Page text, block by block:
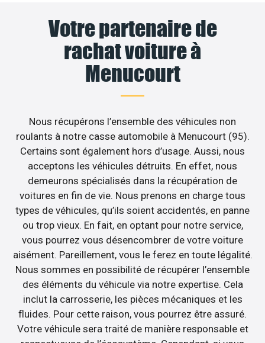
Votre partenaire de
rachat voiture à
Menucourt
Nous récupérons l’ensemble des véhicules non
roulants à notre casse automobile à Menucourt (95).
Certains sont également hors d’usage. Aussi, nous
acceptons les véhicules détruits. En effet, nous
demeurons spécialisés dans la récupération de
voitures en fin de vie. Nous prenons en charge tous
types de véhicules, qu’ils soient accidentés, en panne
ou trop vieux. En fait, en optant pour notre service,
vous pourrez vous désencombrer de votre voiture
aisément. Pareillement, vous le ferez en toute légalité.
Nous sommes en possibilité de récupérer l’ensemble
des éléments du véhicule via notre expertise. Cela
inclut la carrosserie, les pièces mécaniques et les
fluides. Pour cette raison, vous pourrez être assuré.
Votre véhicule sera traité de manière responsable et